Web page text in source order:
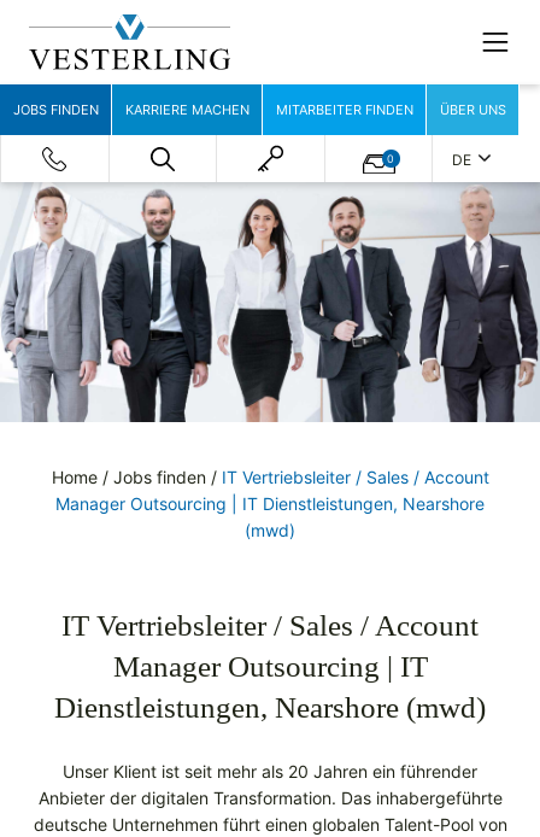
JOBS FINDEN KARRIERE MACHEN MITARBEITER FINDEN ÜBER UNS
0 DE
Home/ Jobs finden/ IT Vertriebsleiter / Sales / Account
Manager Outsourcing | IT Dienstleistungen, Nearshore
(mwd)
IT Vertriebsleiter / Sales / Account
Manager Outsourcing | IT
Dienstleistungen, Nearshore (mwd)
Unser Klient ist seit mehr als 20 Jahren ein führender
Anbieter der digitalen Transformation. Das inhabergeführte
deutsche Unternehmen führt einen globalen Talent-Pool von